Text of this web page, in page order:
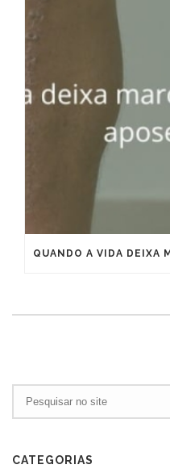
CATEGORIAS